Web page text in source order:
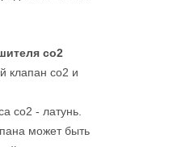
co2
клапан co2 и
co2 - латунь.
может быть